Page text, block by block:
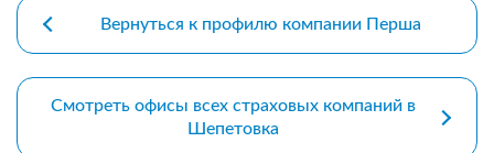
Вернуться к профилю компании Перша
Смотреть офисы всех страховых компаний в
Шепетовка